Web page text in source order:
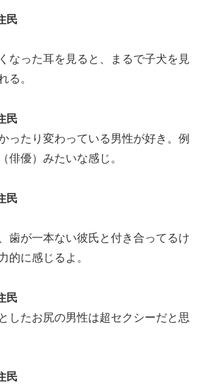
民
なった耳を見ると、まるで子犬を見
る。
民
ったり変わっている男性が好き。例
俳優）みたいな感じ。
民
歯が一本ない彼氏と付き合ってるけ
的に感じるよ。
民
したお尻の男性は超セクシーだと思
民